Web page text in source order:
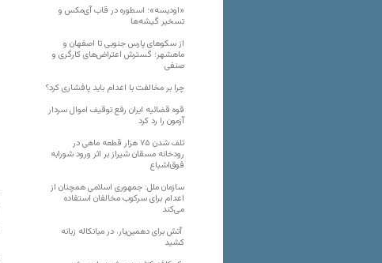
«اودیسه»؛ اسطوره در قاب آی‌مکس و
تسخیر گیشه‌ها
از سکوهای پارس جنوبی تا اصفهان و
ماهشهر؛ گسترش اعتراض‌های کارگری و
صنفی
چرا بر مخالفت با اعدام باید پافشاری کرد؟
قوه قضائیه ایران رفع توقیف اموال سردار
آزمون را رد کرد
تلف شدن ۷۵ هزار قطعه ماهی در
رودخانه مسقان شیراز بر اثر ورود شورابه
فوق‌اشباع
سازمان ملل: جمهوری اسلامی همچنان از
اعدام برای سرکوب مخالفان استفاده
می‌کند
آتش برای دهمین‌بار، در میانکاله زبانه
کشید